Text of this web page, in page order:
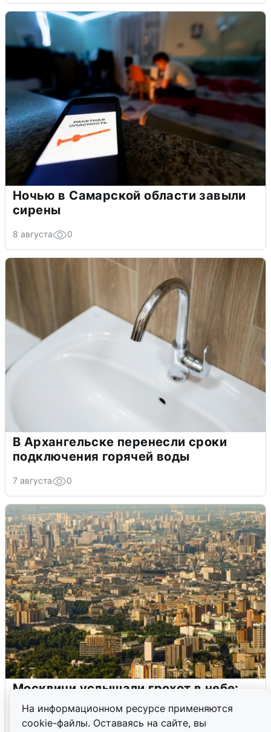
На информационном ресурсе применяются
cookie-файлы. Оставаясь на сайте, вы
Ночью в Самарской области завыли
сирены
8 августа 0
В Архангельске перенесли сроки
подключения горячей воды
7 августа 0
Москвичи услышали грохот в небе:
подробности
7 августа 0